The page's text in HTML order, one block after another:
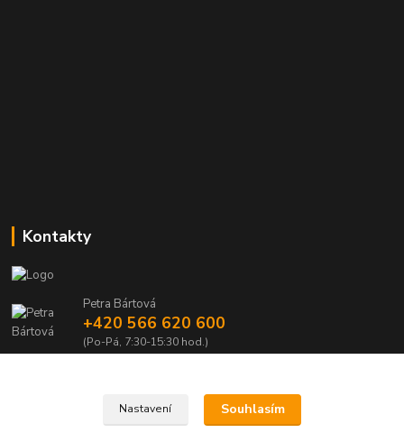
Kontakty
Petra Bártová
+420 566 620 600
(Po-Pá, 7:30-15:30 hod.)
Nastavení Souhlasím